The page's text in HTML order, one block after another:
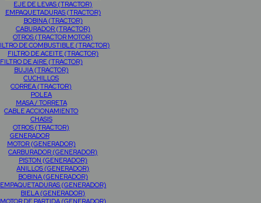
EJE DE LEVAS (TRACTOR)
EMPAQUETADURAS (TRACTOR)
BOBINA (TRACTOR)
CABURADOR (TRACTOR)
OTROS (TRACTOR MOTOR)
DE COMBUSTIBLE (TRACTOR)
FILTRO DE ACEITE (TRACTOR)
FILTRO DE AIRE (TRACTOR)
BUJIA (TRACTOR)
CUCHILLOS
CORREA (TRACTOR)
POLEA
MASA / TORRETA
CABLE ACCIONAMIENTO
CHASIS
OTROS (TRACTOR)
GENERADOR
MOTOR (GENERADOR)
CARBURADOR (GENERADOR)
PISTON (GENERADOR)
ANILLOS (GENERADOR)
BOBINA (GENERADOR)
EMPAQUETADURAS (GENERADOR)
BIELA (GENERADOR)
MOTOR DE PARTIDA (GENERADOR)